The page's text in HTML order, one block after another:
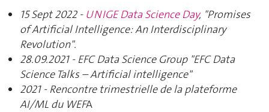
15 Sept 2022 - UNIGE Data Science Day, "Promises
of Artificial Intelligence: An Interdisciplinary
Revolution".
28.09.2021 - EFC Data Science Group "EFC Data
Science Talks – Artificial intelligence"
2021 - Rencontre trimestrielle de la plateforme
AI/ML du WEFA